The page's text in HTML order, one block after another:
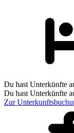
Du hast Unterkünfte
Du hast Unterkünfte
Zur